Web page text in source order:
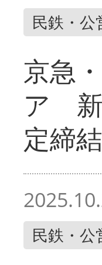
民鉄・公
京急
ア 新
定締結
民鉄・公